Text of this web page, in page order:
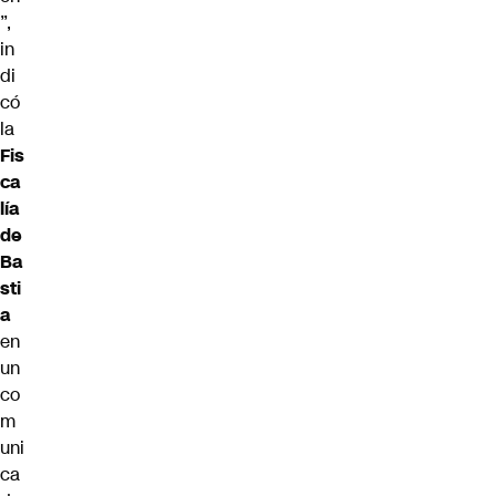
”,
in
di
có
la
Fis
ca
lía
de
Ba
sti
a
en
un
co
m
uni
ca